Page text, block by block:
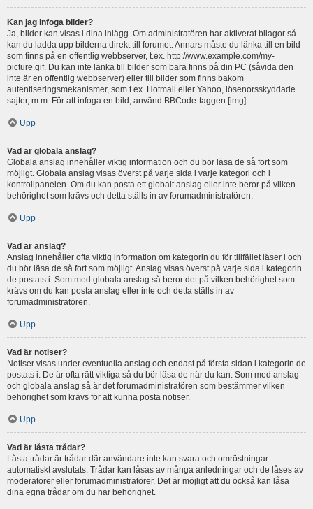
Kan jag infoga bilder?
Ja, bilder kan visas i dina inlägg. Om administratören har aktiverat bilagor så
kan du ladda upp bilderna direkt till forumet. Annars måste du länka till en bild
som finns på en offentlig webbserver, t.ex. http://www.example.com/my-
picture.gif. Du kan inte länka till bilder som bara finns på din PC (såvida den
inte är en offentlig webbserver) eller till bilder som finns bakom
autentiseringsmekanismer, som t.ex. Hotmail eller Yahoo, lösenorsskyddade
sajter, m.m. För att infoga en bild, använd BBCode-taggen [img].
Upp
Vad är globala anslag?
Globala anslag innehåller viktig information och du bör läsa de så fort som
möjligt. Globala anslag visas överst på varje sida i varje kategori och i
kontrollpanelen. Om du kan posta ett globalt anslag eller inte beror på vilken
behörighet som krävs och detta ställs in av forumadministratören.
Upp
Vad är anslag?
Anslag innehåller ofta viktig information om kategorin du för tillfället läser i och
du bör läsa de så fort som möjligt. Anslag visas överst på varje sida i kategorin
de postats i. Som med globala anslag så beror det på vilken behörighet som
krävs om du kan posta anslag eller inte och detta ställs in av
forumadministratören.
Upp
Vad är notiser?
Notiser visas under eventuella anslag och endast på första sidan i kategorin de
postats i. De är ofta rätt viktiga så du bör läsa de när du kan. Som med anslag
och globala anslag så är det forumadministratören som bestämmer vilken
behörighet som krävs för att kunna posta notiser.
Upp
Vad är låsta trådar?
Låsta trådar är trådar där användare inte kan svara och omröstningar
automatiskt avslutats. Trådar kan låsas av många anledningar och de låses av
moderatorer eller forumadministratörer. Det är möjligt att du också kan låsa
dina egna trådar om du har behörighet.